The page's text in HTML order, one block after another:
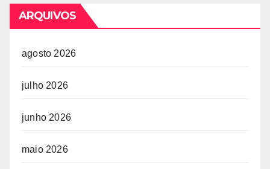
ARQUIVOS
agosto 2026
julho 2026
junho 2026
maio 2026